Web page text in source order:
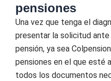
pensiones
Una vez que tenga el
presentar la solicitud
pensión, ya sea
pensiones en el que esté
todos los documentos